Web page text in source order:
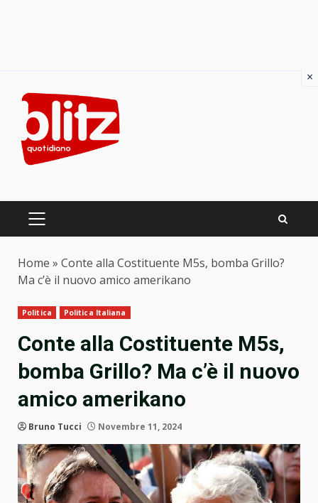
content
PRIMARY
Home » Conte alla Costituente M5s, bomba Grillo?
Ma c’è il nuovo amico amerikano
Politica Politica Italiana
Conte alla Costituente M5s,
bomba Grillo? Ma c’è il nuovo
amico amerikano
Bruno Tucci Novembre 11, 2024
×